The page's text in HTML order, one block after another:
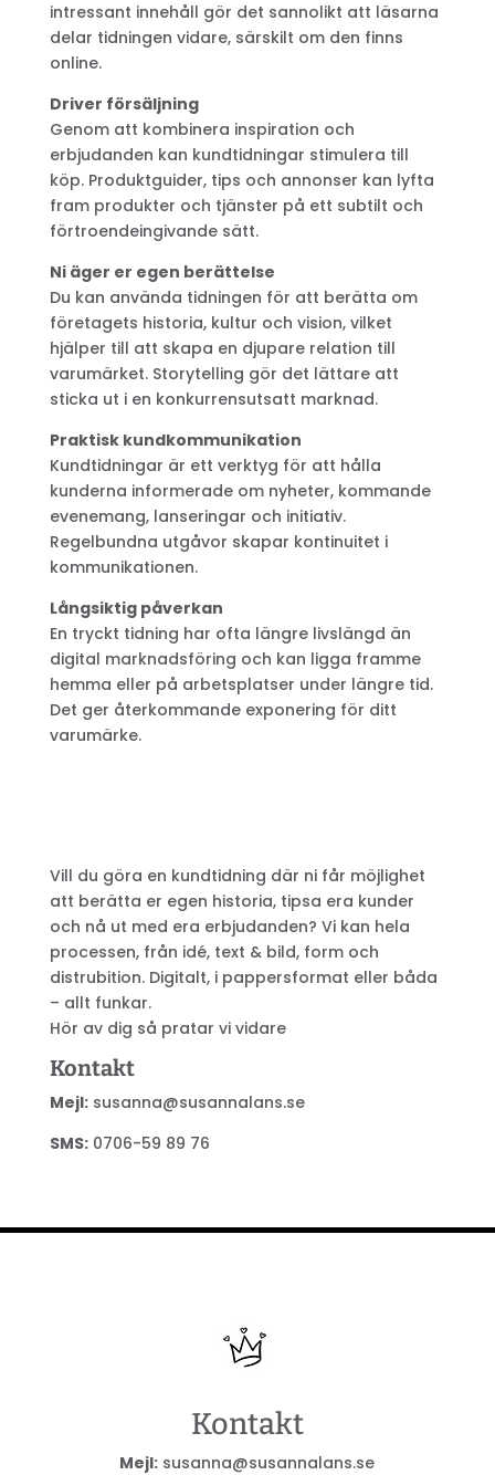
intressant innehåll gör det sannolikt att läsarna
delar tidningen vidare, särskilt om den finns
online.
Driver försäljning
Genom att kombinera inspiration och
erbjudanden kan kundtidningar stimulera till
köp. Produktguider, tips och annonser kan lyfta
fram produkter och tjänster på ett subtilt och
förtroendeingivande sätt.
Ni äger er egen berättelse
Du kan använda tidningen för att berätta om
företagets historia, kultur och vision, vilket
hjälper till att skapa en djupare relation till
varumärket. Storytelling gör det lättare att
sticka ut i en konkurrensutsatt marknad.
Praktisk kundkommunikation
Kundtidningar är ett verktyg för att hålla
kunderna informerade om nyheter, kommande
evenemang, lanseringar och initiativ.
Regelbundna utgåvor skapar kontinuitet i
kommunikationen.
Långsiktig påverkan
En tryckt tidning har ofta längre livslängd än
digital marknadsföring och kan ligga framme
hemma eller på arbetsplatser under längre tid.
Det ger återkommande exponering för ditt
varumärke.
Vill du göra en kundtidning där ni får möjlighet
att berätta er egen historia, tipsa era kunder
och nå ut med era erbjudanden? Vi kan hela
processen, från idé, text & bild, form och
distrubition. Digitalt, i pappersformat eller båda
– allt funkar.
Hör av dig så pratar vi vidare
Kontakt
Mejl: susanna@susannalans.se
SMS:0706-59 89 76
Kontakt
Mejl: susanna@susannalans.se